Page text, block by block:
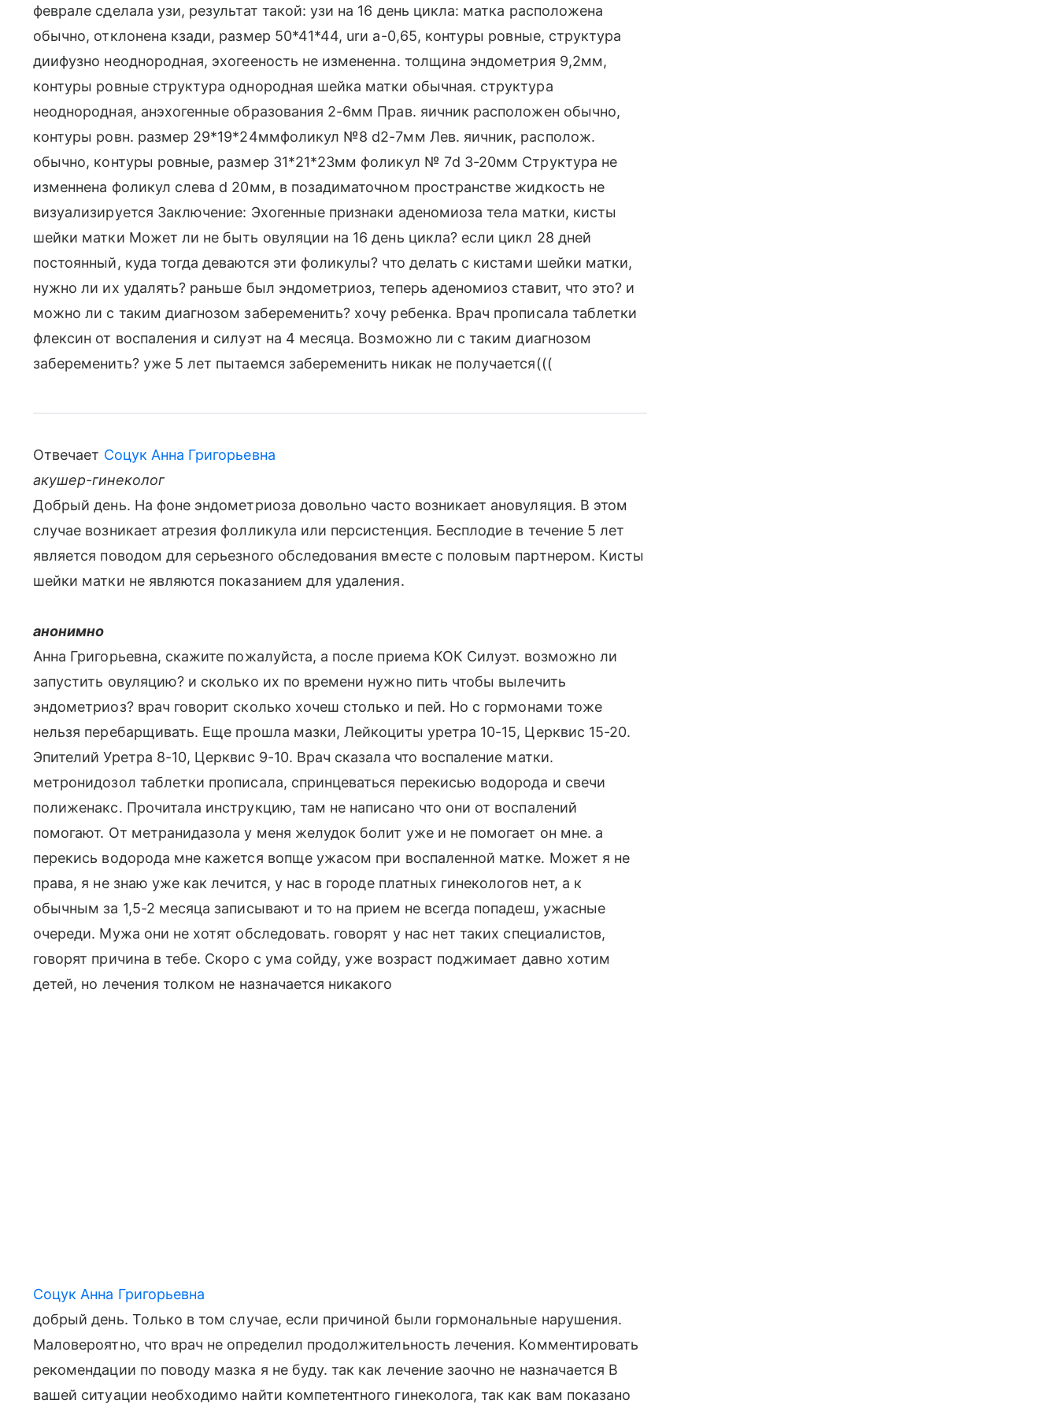
феврале сделала узи, результат такой: узи на 16 день цикла: матка расположена
обычно, отклонена кзади, размер 50*41*44, urи а-0,65, контуры ровные, структура
диифузно неоднородная, эхогееность не измененна. толщина эндометрия 9,2мм,
контуры ровные структура однородная шейка матки обычная. структура
неоднородная, анэхогенные образования 2-6мм Прав. яичник расположен обычно,
контуры ровн. размер 29*19*24ммфоликул №8 d2-7мм Лев. яичник, располож.
обычно, контуры ровные, размер 31*21*23мм фоликул № 7d 3-20мм Структура не
изменнена фоликул слева d 20мм, в позадиматочном пространстве жидкость не
визуализируется Заключение: Эхогенные признаки аденомиоза тела матки, кисты
шейки матки Может ли не быть овуляции на 16 день цикла? если цикл 28 дней
постоянный, куда тогда деваются эти фоликулы? что делать с кистами шейки матки,
нужно ли их удалять? раньше был эндометриоз, теперь аденомиоз ставит, что это? и
можно ли с таким диагнозом забеременить? хочу ребенка. Врач прописала таблетки
флексин от воспаления и силуэт на 4 месяца. Возможно ли с таким диагнозом
забеременить? уже 5 лет пытаемся забеременить никак не получается(((
Отвечает Соцук Анна Григорьевна
акушер-гинеколог
Добрый день. На фоне эндометриоза довольно часто возникает ановуляция. В этом
случае возникает атрезия фолликула или персистенция. Бесплодие в течение 5 лет
является поводом для серьезного обследования вместе с половым партнером. Кисты
шейки матки не являются показанием для удаления.
анонимно
Анна Григорьевна, скажите пожалуйста, а после приема КОК Силуэт. возможно ли
запустить овуляцию? и сколько их по времени нужно пить чтобы вылечить
эндометриоз? врач говорит сколько хочеш столько и пей. Но с гормонами тоже
нельзя перебарщивать. Еще прошла мазки, Лейкоциты уретра 10-15, Церквис 15-20.
Эпителий Уретра 8-10, Церквис 9-10. Врач сказала что воспаление матки.
метронидозол таблетки прописала, спринцеваться перекисью водорода и свечи
полиженакс. Прочитала инструкцию, там не написано что они от воспалений
помогают. От метранидазола у меня желудок болит уже и не помогает он мне. а
перекись водорода мне кажется вопще ужасом при воспаленной матке. Может я не
права, я не знаю уже как лечится, у нас в городе платных гинекологов нет, а к
обычным за 1,5-2 месяца записывают и то на прием не всегда попадеш, ужасные
очереди. Мужа они не хотят обследовать. говорят у нас нет таких специалистов,
говорят причина в тебе. Скоро с ума сойду, уже возраст поджимает давно хотим
детей, но лечения толком не назначается никакого
Соцук Анна Григорьевна
добрый день. Только в том случае, если причиной были гормональные нарушения.
Маловероятно, что врач не определил продолжительность лечения. Комментировать
рекомендации по поводу мазка я не буду. так как лечение заочно не назначается В
вашей ситуации необходимо найти компетентного гинеколога, так как вам показано